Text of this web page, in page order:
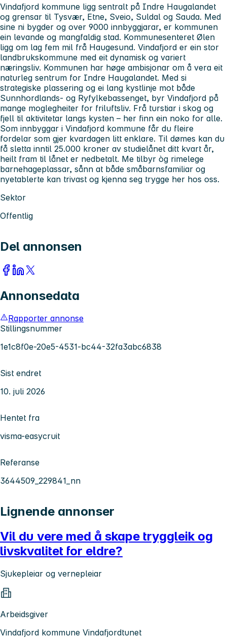
Vindafjord kommune ligg sentralt på Indre Haugalandet
og grensar til Tysvær, Etne, Sveio, Suldal og Sauda. Med
sine ni bygder og over 9000 innbyggjarar, er kommunen
ein levande og mangfaldig stad. Kommunesenteret Ølen
ligg om lag fem mil frå Haugesund. Vindafjord er ein stor
landbrukskommune med eit dynamisk og variert
næringsliv. Kommunen har høge ambisjonar om å vera eit
naturleg sentrum for Indre Haugalandet. Med si
strategiske plassering og ei lang kystlinje mot både
Sunnhordlands- og Ryfylkebassenget, byr Vindafjord på
mange moglegheiter for friluftsliv. Frå turstiar i skog og
fjell til aktivitetar langs kysten – her finn ein noko for alle.
Som innbyggar i Vindafjord kommune får du fleire
fordelar som gjer kvardagen litt enklare. Til dømes kan du
få sletta inntil 25.000 kroner av studielånet ditt kvart år,
heilt fram til lånet er nedbetalt. Me tilbyr òg rimelege
barnehageplassar, sånn at både småbarnsfamiliar og
nyetablerte kan trivast og kjenna seg trygge her hos oss.
Sektor
Offentlig
Del annonsen
Annonsedata
Rapporter annonse
Stillingsnummer
1e1c8f0e-20e5-4531-bc44-32fa3abc6838
Sist endret
10. juli 2026
Hentet fra
visma-easycruit
Referanse
3644509_229841_nn
Lignende annonser
Vil du vere med å skape tryggleik og
livskvalitet for eldre?
Sjukepleiar og vernepleiar
Arbeidsgiver
Vindafjord kommune Vindafjordtunet